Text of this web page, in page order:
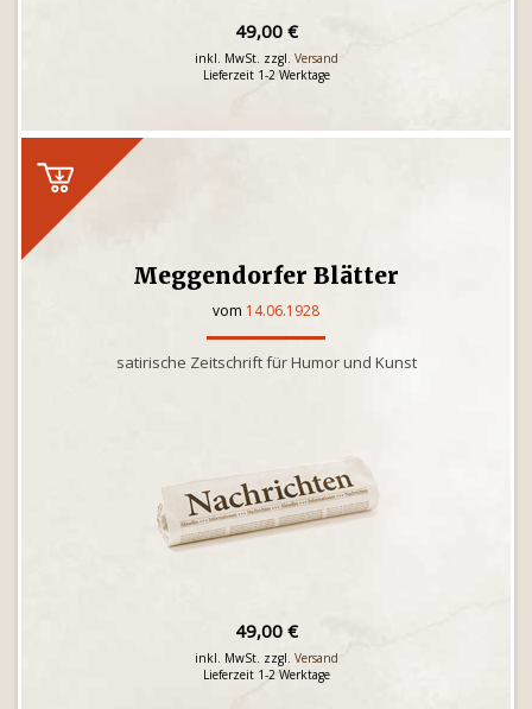
49,00 €
inkl. MwSt. zzgl. Versand
Lieferzeit 1-2 Werktage
Meggendorfer Blätter
vom 14.06.1928
satirische Zeitschrift für Humor und Kunst
49,00 €
inkl. MwSt. zzgl. Versand
Lieferzeit 1-2 Werktage